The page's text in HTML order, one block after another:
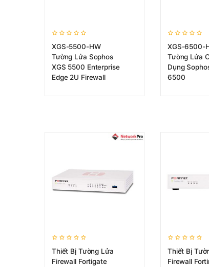
XGS-5500-HW
Tường Lửa Sophos
XGS 5500 Enterprise
Edge 2U Firewall
XGS-6500-
Tường Lửa
Dụng
6500
Thiết Bị Tường Lửa
Firewall Fortigate
Thiết Bị
Firewall